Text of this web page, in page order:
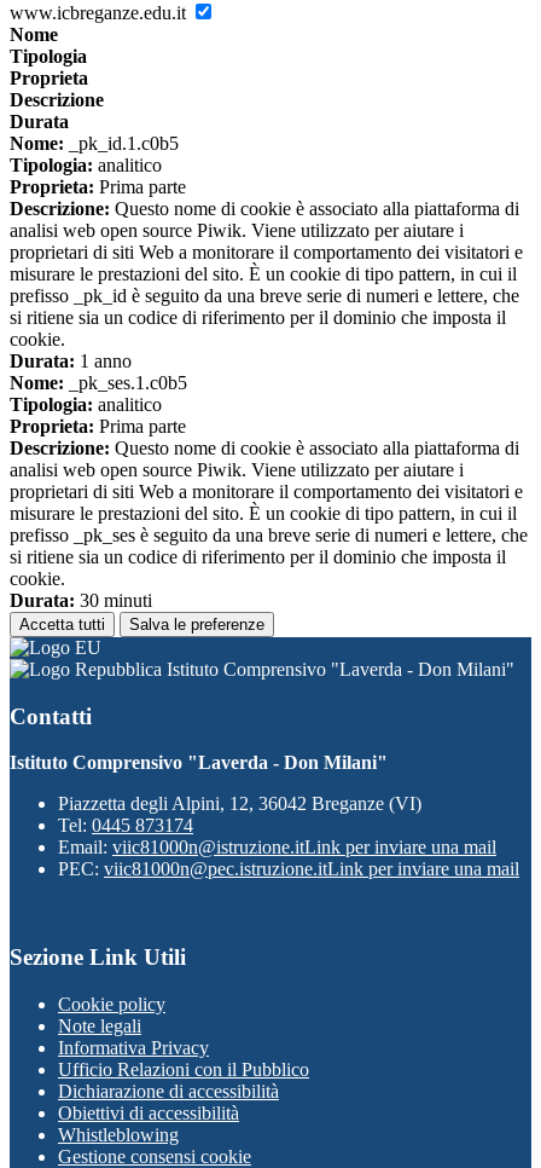
www.icbreganze.edu.it
Nome
Tipologia
Proprieta
Descrizione
Durata
Nome: _pk_id.1.c0b5
Tipologia: analitico
Proprieta: Prima parte
Descrizione: Questo nome di cookie è associato alla piattaforma di
analisi web open source Piwik. Viene utilizzato per aiutare i
proprietari di siti Web a monitorare il comportamento dei visitatori e
misurare le prestazioni del sito. È un cookie di tipo pattern, in cui il
prefisso _pk_id è seguito da una breve serie di numeri e lettere, che
si ritiene sia un codice di riferimento per il dominio che imposta il
cookie.
Durata: 1 anno
Nome: _pk_ses.1.c0b5
Tipologia: analitico
Proprieta: Prima parte
Descrizione: Questo nome di cookie è associato alla piattaforma di
analisi web open source Piwik. Viene utilizzato per aiutare i
proprietari di siti Web a monitorare il comportamento dei visitatori e
misurare le prestazioni del sito. È un cookie di tipo pattern, in cui il
prefisso _pk_ses è seguito da una breve serie di numeri e lettere, che
si ritiene sia un codice di riferimento per il dominio che imposta il
cookie.
Durata: 30 minuti
Accetta tutti Salva le preferenze
Istituto Comprensivo "Laverda - Don Milani"
Contatti
Istituto Comprensivo "Laverda - Don Milani"
Piazzetta degli Alpini, 12, 36042 Breganze (VI)
Tel: 0445 873174
Email: viic81000n@istruzione.itLink per inviare una mail
PEC: viic81000n@pec.istruzione.itLink per inviare una mail
Sezione Link Utili
Cookie policy
Note legali
Informativa Privacy
Ufficio Relazioni con il Pubblico
Dichiarazione di accessibilità
Obiettivi di accessibilità
Whistleblowing
Gestione consensi cookie